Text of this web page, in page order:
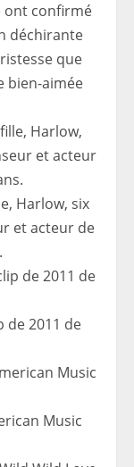
ont confirmé
déchirante
que
bien-aimée
Harlow, six
et acteur de
de 2011 de
Music